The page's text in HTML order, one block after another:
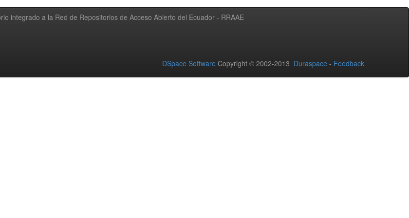
integrado a la Red de Repositorios de Acceso Abierto del Ecuador - RRAAE
DSpace Software Copyright © 2002-2013 Duraspace - Feedback